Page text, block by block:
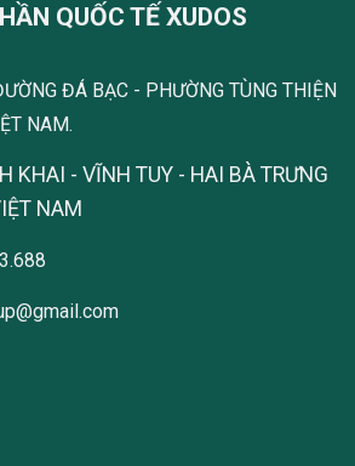
QUỐC TẾ XUDOS
ĐÁ BẠC - PHƯỜNG TÙNG THIỆN
NAM.
KHAI - VĨNH TUY - HAI BÀ TRƯNG
NAM